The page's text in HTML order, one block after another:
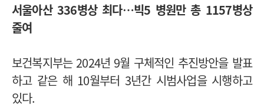
서울아산 336병상 최다…빅5 병원만 총 1157병상
줄여
보건복지부는 2024년 9월 구체적인 추진방안을 발표
하고 같은 해 10월부터 3년간 시범사업을 시행하고
있다.